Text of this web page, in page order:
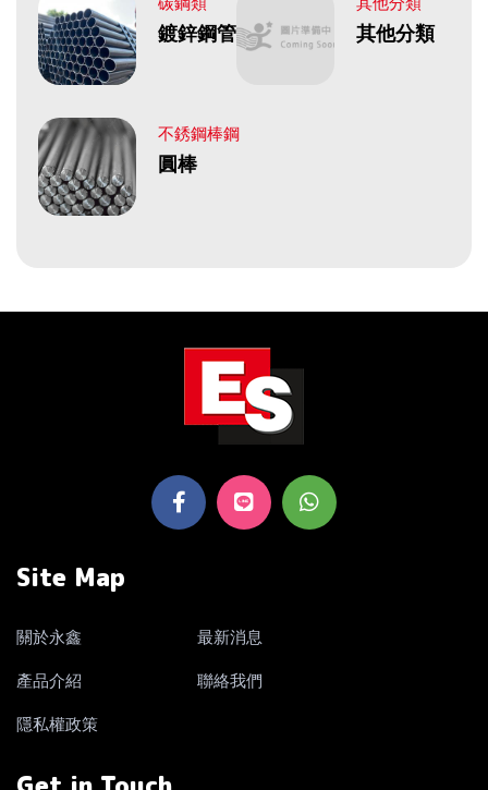
鍍鋅鋼管 其他分類
不銹鋼棒鋼
圓棒
Site Map
關於永鑫
最新消息
產品介紹
聯絡我們
隱私權政策